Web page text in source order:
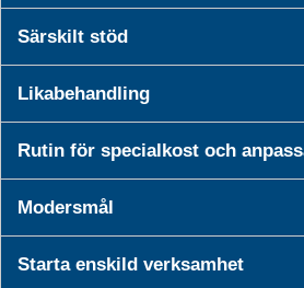
Särskilt stöd
Likabehandling
Rutin för specialkost och
Modersmål
Starta enskild verksamhet
Samhällsorientering
Studievägledning
Lärcentrum
Studiebidrag och studielån